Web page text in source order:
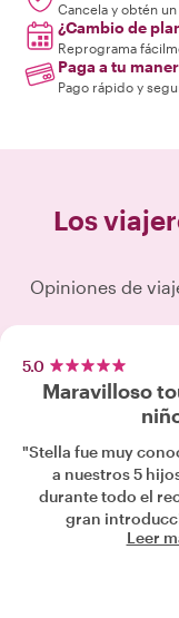
Cancela y obtén
¿Cambio de
Reprograma
Paga a tu
Pago rápido y
Los
Opiniones de
5.0
Maravilloso
"Stella fue muy
a nuestros 5
durante todo el
gran
Leer